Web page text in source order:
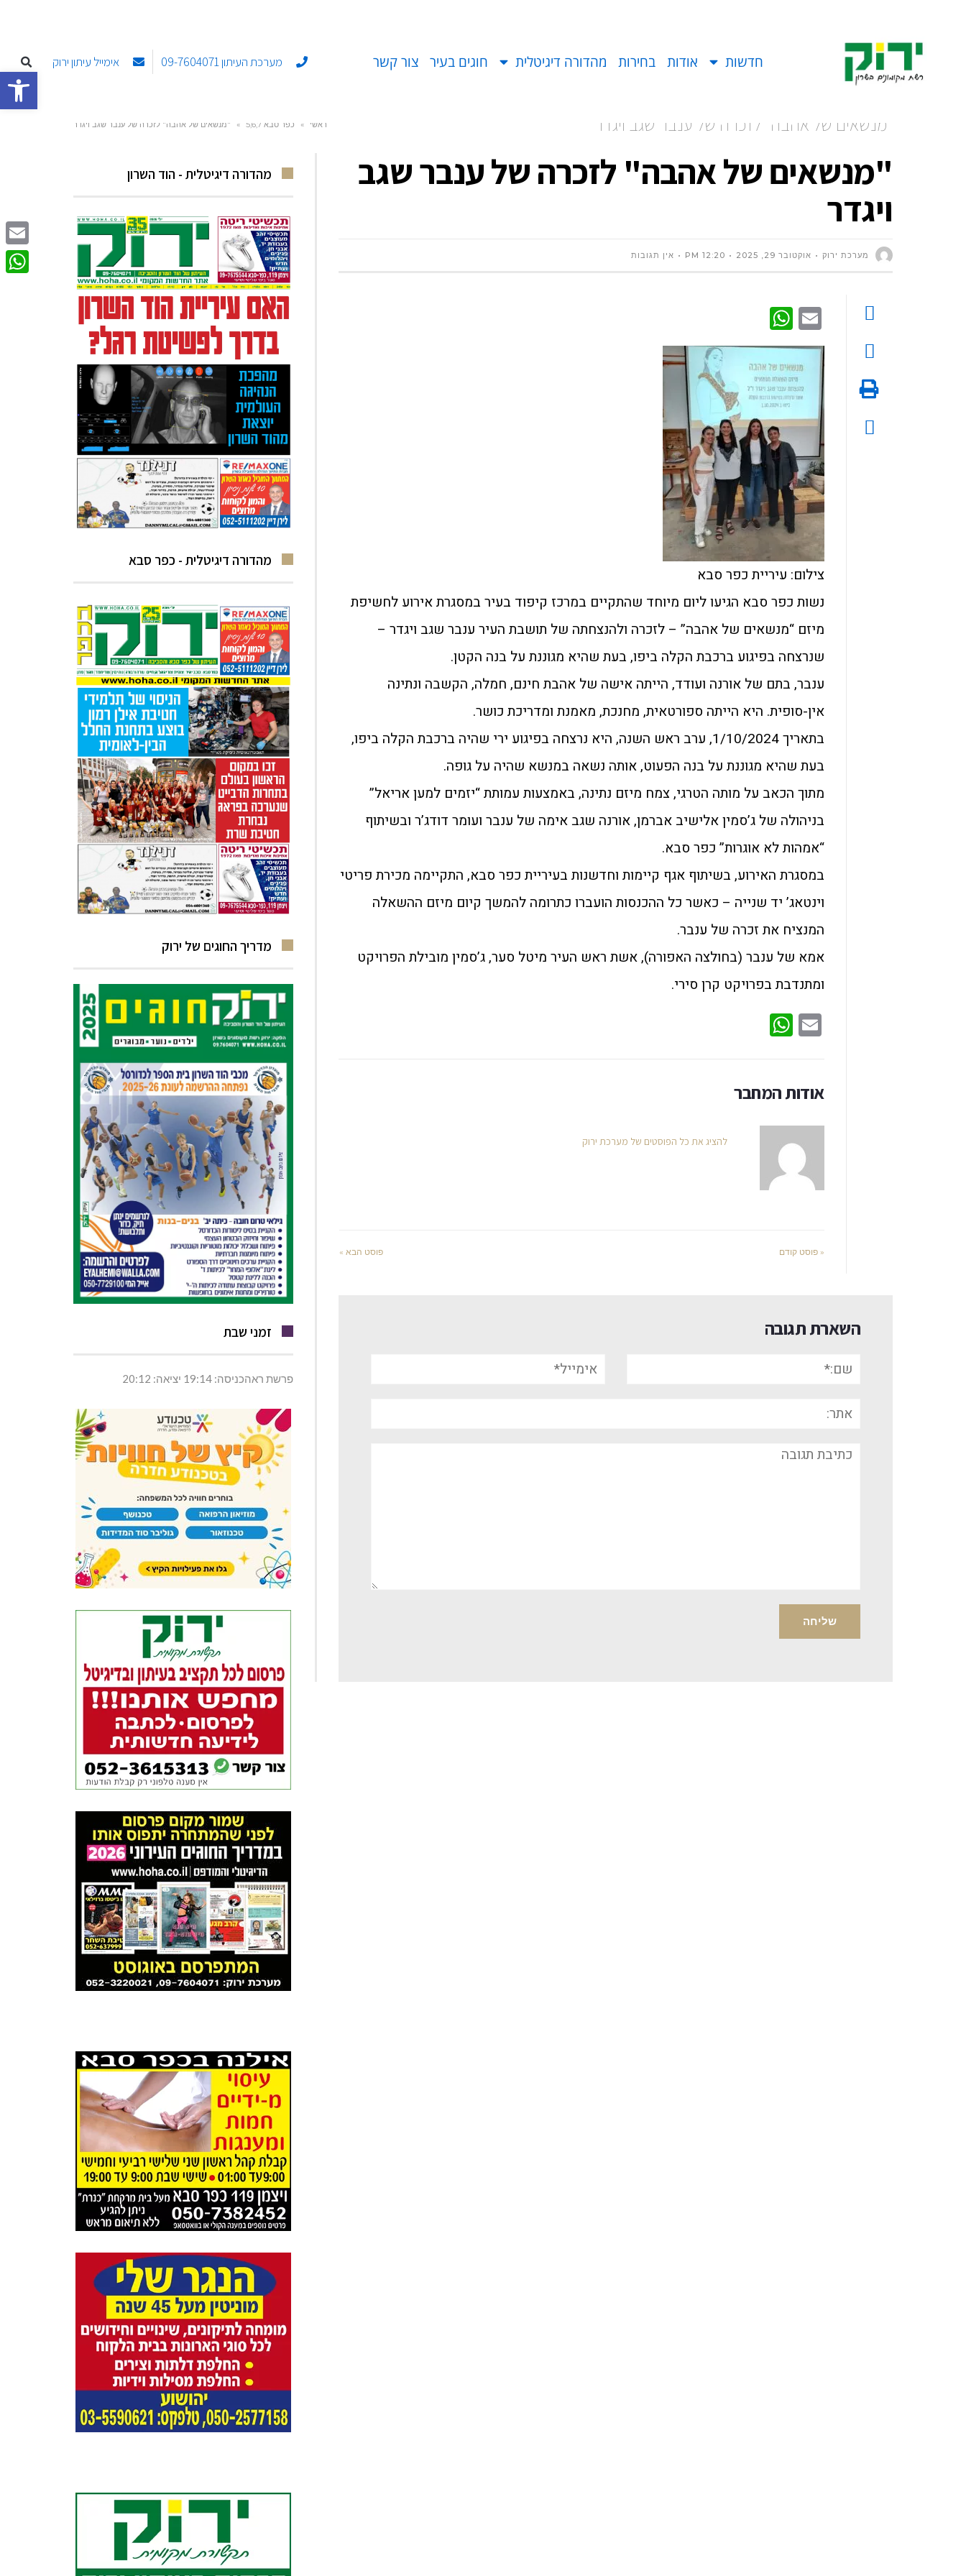
פתח חדשות אודות בחירות מהדורה דיגיטלית חוגים בעיר צור קשר מערכת העיתון 09-7604071 אימייל עיתון ירוק
"מנשאים של אהבה" לזכרה של ענבר שגב ויגדר ראשי » כפר סבא 5,6,7 » "מנשאים של אהבה" לזכרה של ענבר שגב ויגדר
"מנשאים של אהבה" לזכרה של ענבר שגב
ויגדר
מערכת ירוק אוקטובר 29, 2025 12:20 PM אין תגובות
Email
צילום: עיריית כפר סבא
נשות כפר סבא הגיעו ליום מיוחד שהתקיים במרכז קיפוד בעיר במסגרת אירוע לחשיפת
מיזם “מנשאים של אהבה” – לזכרה ולהנצחתה של תושבת העיר ענבר שגב ויגדר –
שנרצחה בפיגוע ברכבת הקלה ביפו, בעת שהיא מגוננת על בנה הקטן.
ענבר, בתם של אורנה ועודד, הייתה אישה של אהבת חינם, חמלה, הקשבה ונתינה
אין-סופית. היא הייתה ספורטאית, מחנכת, מאמנת ומדריכת כושר.
בתאריך 1/10/2024, ערב ראש השנה, היא נרצחה בפיגוע ירי שהיה ברכבת הקלה ביפו,
בעת שהיא מגוננת על בנה הפעוט, אותה נשאה במנשא שהיה על גופה.
מתוך הכאב על מותה הטרגי, צמח מיזם נתינה, באמצעות עמותת “יזמים למען אריאל”
בניהולה של ג’סמין אלישיב אברמן, אורנה שגב אימה של ענבר ועומר דודג’ר ובשיתוף
“אמהות לא אוגרות” כפר סבא.
במסגרת האירוע, בשיתוף אגף קיימות וחדשנות בעיריית כפר סבא, התקיימה מכירת פריטי
וינטאג’ יד שנייה – כאשר כל ההכנסות הועברו כתרומה להמשך קיום מיזם ההשאלה
המנציח את זכרה של ענבר.
אמא של ענבר (בחולצה האפורה), אשת ראש העיר מיטל סער, ג’סמין מובילת הפרויקט
ומתנדבת בפרויקט קרן סירי.
Email
אודות המחבר
להציג את כל הפוסטים של מערכת ירוק
« פוסט קודם פוסט הבא »
השארת תגובה
אימייל*
תגובה
מהדורה דיגיטלית - הוד השרון
מהדורה דיגיטלית - כפר סבא
מדריך החוגים של ירוק
זמני שבת
פרשת ראהכניסה: 19:14 יציאה: 20:12